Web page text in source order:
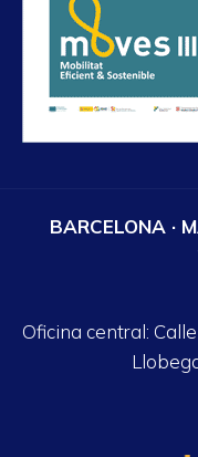
BARCELONA ·
Oficina central: